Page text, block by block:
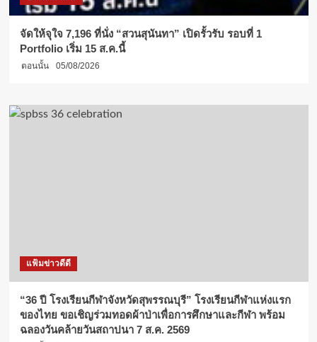
จัดให้จุใจ 7,196 ที่นั่ง “สวนสุนันทา” เปิดรั้วรับ รอบที่ 1
Portfolio เริ่ม 15 ส.ค.นี้
ตอนนั้น 05/08/2026
แฟ้มข่าวดีดี
“36 ปี โรงเรียนกีฬาจังหวัดสุพรรณบุรี” โรงเรียนกีฬาแห่งแรก
ของไทย ขอเชิญร่วมทอดผ้าป่าเพื่อการศึกษาและกีฬา พร้อม
ฉลองวันคล้ายวันสถาปนา 7 ส.ค. 2569